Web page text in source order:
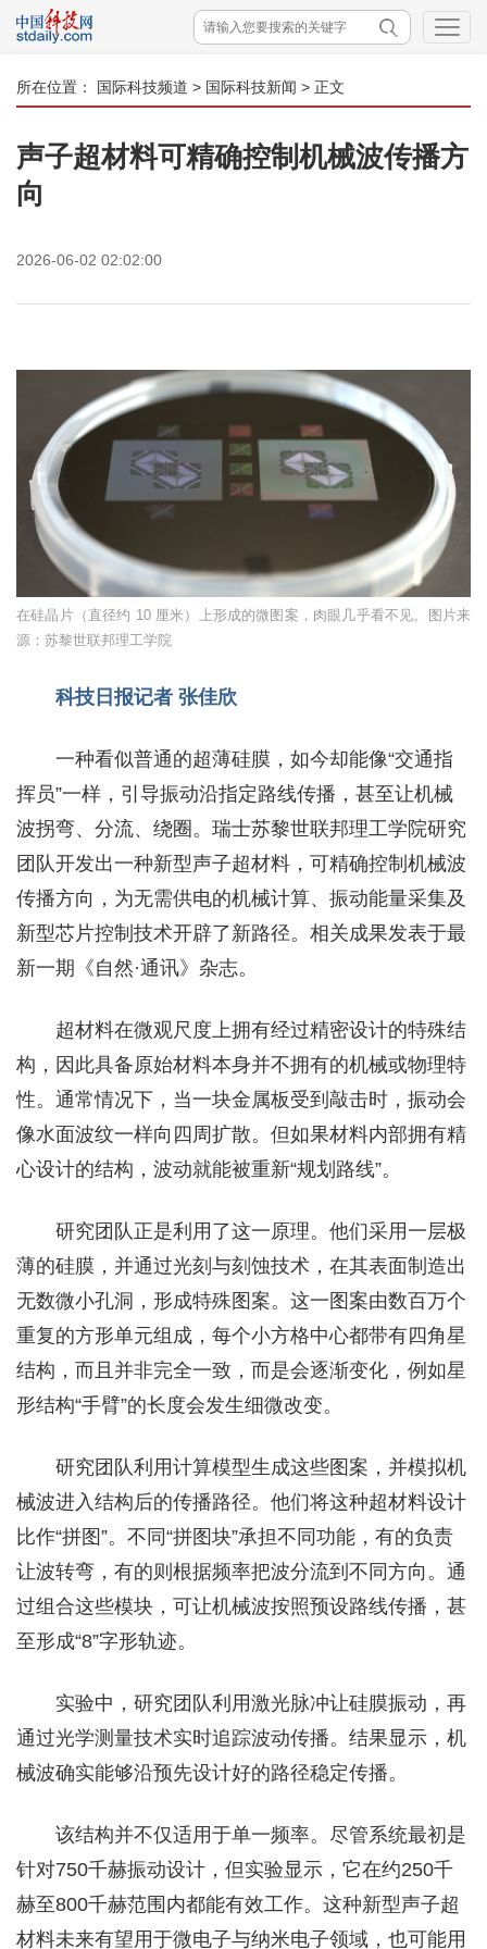
所在位置： 国际科技频道 > 国际科技新闻 > 正文
声子超材料可精确控制机械波传播方
向
2026-06-02 02:02:00
在硅晶片（直径约 10 厘米）上形成的微图案，肉眼几乎看不见。图片来
源：苏黎世联邦理工学院
科技日报记者 张佳欣
一种看似普通的超薄硅膜，如今却能像“交通指
挥员”一样，引导振动沿指定路线传播，甚至让机械
波拐弯、分流、绕圈。瑞士苏黎世联邦理工学院研究
团队开发出一种新型声子超材料，可精确控制机械波
传播方向，为无需供电的机械计算、振动能量采集及
新型芯片控制技术开辟了新路径。相关成果发表于最
新一期《自然·通讯》杂志。
超材料在微观尺度上拥有经过精密设计的特殊结
构，因此具备原始材料本身并不拥有的机械或物理特
性。通常情况下，当一块金属板受到敲击时，振动会
像水面波纹一样向四周扩散。但如果材料内部拥有精
心设计的结构，波动就能被重新“规划路线”。
研究团队正是利用了这一原理。他们采用一层极
薄的硅膜，并通过光刻与刻蚀技术，在其表面制造出
无数微小孔洞，形成特殊图案。这一图案由数百万个
重复的方形单元组成，每个小方格中心都带有四角星
结构，而且并非完全一致，而是会逐渐变化，例如星
形结构“手臂”的长度会发生细微改变。
研究团队利用计算模型生成这些图案，并模拟机
械波进入结构后的传播路径。他们将这种超材料设计
比作“拼图”。不同“拼图块”承担不同功能，有的负责
让波转弯，有的则根据频率把波分流到不同方向。通
过组合这些模块，可让机械波按照预设路线传播，甚
至形成“8”字形轨迹。
实验中，研究团队利用激光脉冲让硅膜振动，再
通过光学测量技术实时追踪波动传播。结果显示，机
械波确实能够沿预先设计好的路径稳定传播。
该结构并不仅适用于单一频率。尽管系统最初是
针对750千赫振动设计，但实验显示，它在约250千
赫至800千赫范围内都能有效工作。这种新型声子超
材料未来有望用于微电子与纳米电子领域，也可能用